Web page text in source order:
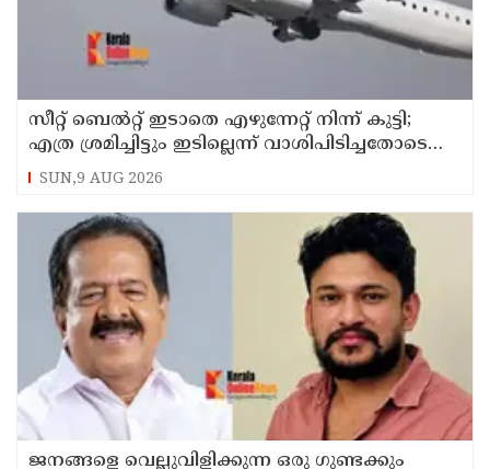
സീറ്റ് ബെല്‍റ്റ് ഇടാതെ എഴുന്നേറ്റ് നിന്ന് കുട്ടി;
എത്ര ശ്രമിച്ചിട്ടും ഇടില്ലെന്ന് വാശിപിടിച്ചതോടെ
വിമാനം റദ്ദാക്കി
SUN,9 AUG 2026
ജനങ്ങളെ വെല്ലുവിളിക്കുന്ന ഒരു ഗുണ്ടക്കും